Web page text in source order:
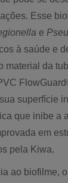
Esse
e
à saúde e
material da
superfície
que inibe a
em
pela Kiwa.
ao biofilme,